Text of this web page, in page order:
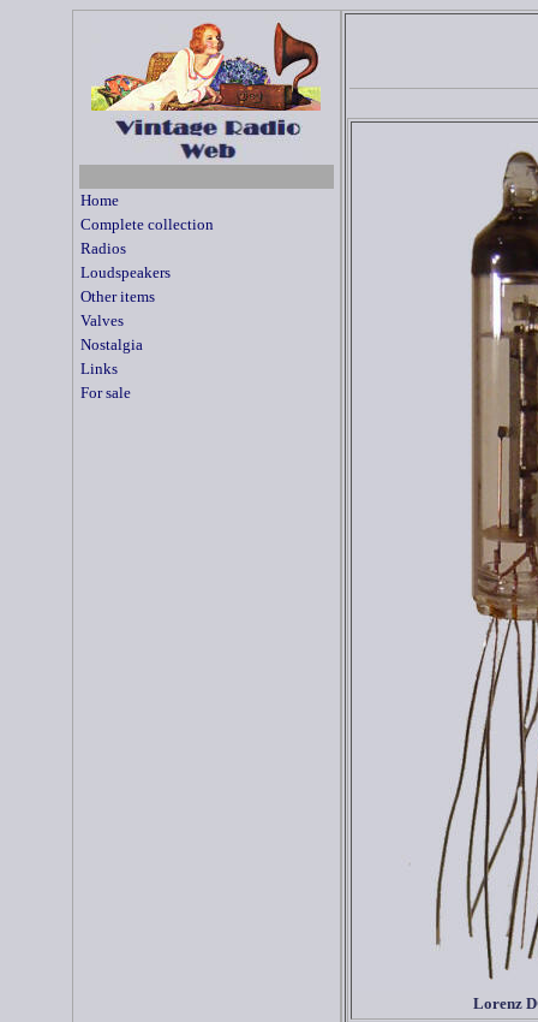
Home
Complete collection
Radios
Loudspeakers
Other items
Valves
Nostalgia
Links
For sale
Lorenz